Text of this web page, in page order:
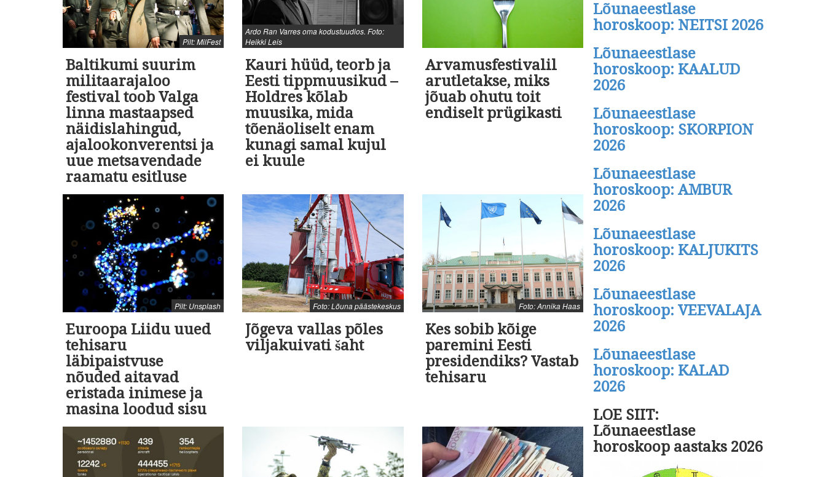
Pilt: MilFest
Baltikumi suurim
militaarajaloo
festival toob Valga
linna mastaapsed
näidislahingud,
ajalookonverentsi ja
uue metsavendade
raamatu esitluse
Ardo Ran Varres oma kodustuudios. Foto:
Heikki Leis
Kauri hüüd, teorb ja
Eesti tippmuusikud –
Holdres kõlab
muusika, mida
tõenäoliselt enam
kunagi samal kujul
ei kuule
Arvamusfestivalil
arutletakse, miks
jõuab ohutu toit
endiselt prügikasti
Pilt: Unsplash
Euroopa Liidu uued
tehisaru
läbipaistvuse
nõuded aitavad
eristada inimese ja
masina loodud sisu
Foto: Lõuna päästekeskus
Jõgeva vallas põles
viljakuivati šaht
Foto: Annika Haas
Kes sobib kõige
paremini Eesti
presidendiks? Vastab
tehisaru
Lõunaeestlase
horoskoop: NEITSI 2026
Lõunaeestlase
horoskoop: KAALUD
2026
Lõunaeestlase
horoskoop: SKORPION
2026
Lõunaeestlase
horoskoop: AMBUR
2026
Lõunaeestlase
horoskoop: KALJUKITS
2026
Lõunaeestlase
horoskoop: VEEVALAJA
2026
Lõunaeestlase
horoskoop: KALAD
2026
LOE SIIT:
Lõunaeestlase
horoskoop aastaks 2026